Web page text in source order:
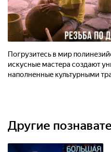
Погрузитесь в мир
искусные мастера создают
наполненные культурными
Другие